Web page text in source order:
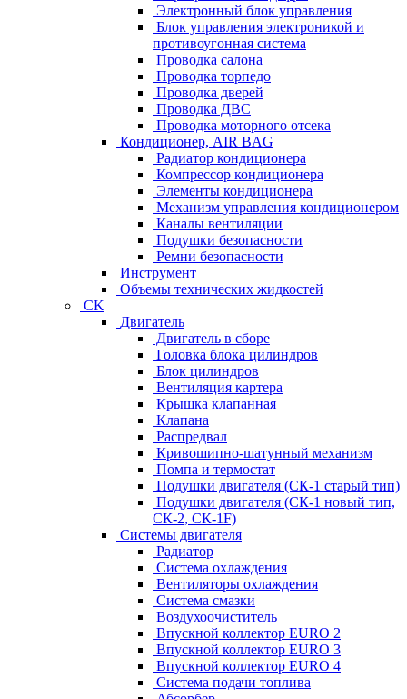
Электронный блок управления
Блок управления электроникой и
противоугонная система
Проводка салона
Проводка торпедо
Проводка дверей
Проводка ДВС
Проводка моторного отсека
Кондиционер, AIR BAG
Радиатор кондиционера
Компрессор кондиционера
Элементы кондиционера
Механизм управления кондиционером
Каналы вентиляции
Подушки безопасности
Ремни безопасности
Инструмент
Объемы технических жидкостей
CK
Двигатель
Двигатель в сборе
Головка блока цилиндров
Блок цилиндров
Вентиляция картера
Крышка клапанная
Клапана
Распредвал
Кривошипно-шатунный механизм
Помпа и термостат
Подушки двигателя (СК-1 старый тип)
Подушки двигателя (СК-1 новый тип,
СК-2, СК-1F)
Системы двигателя
Радиатор
Система охлаждения
Вентиляторы охлаждения
Система смазки
Воздухоочиститель
Впускной коллектор EURO 2
Впускной коллектор EURO 3
Впускной коллектор EURO 4
Система подачи топлива